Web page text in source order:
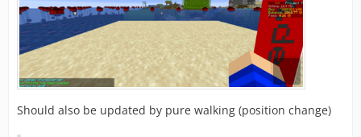
Should also be updated by pure walking (position change)